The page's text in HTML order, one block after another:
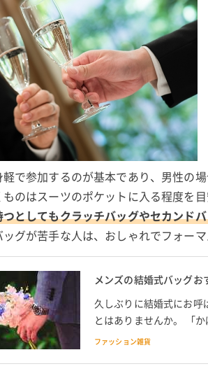
で参加するのが基本であり、男性の場
のはスーツのポケットに入る程度を
としてもクラッチバッグやセカンド
グが苦手な人は、おしゃれでフォー
メンズの結婚式バッグ
久しぶりに結婚式にお呼
とはありませんか。 「
「前回の結婚式ではクラ
ファッション雑貨